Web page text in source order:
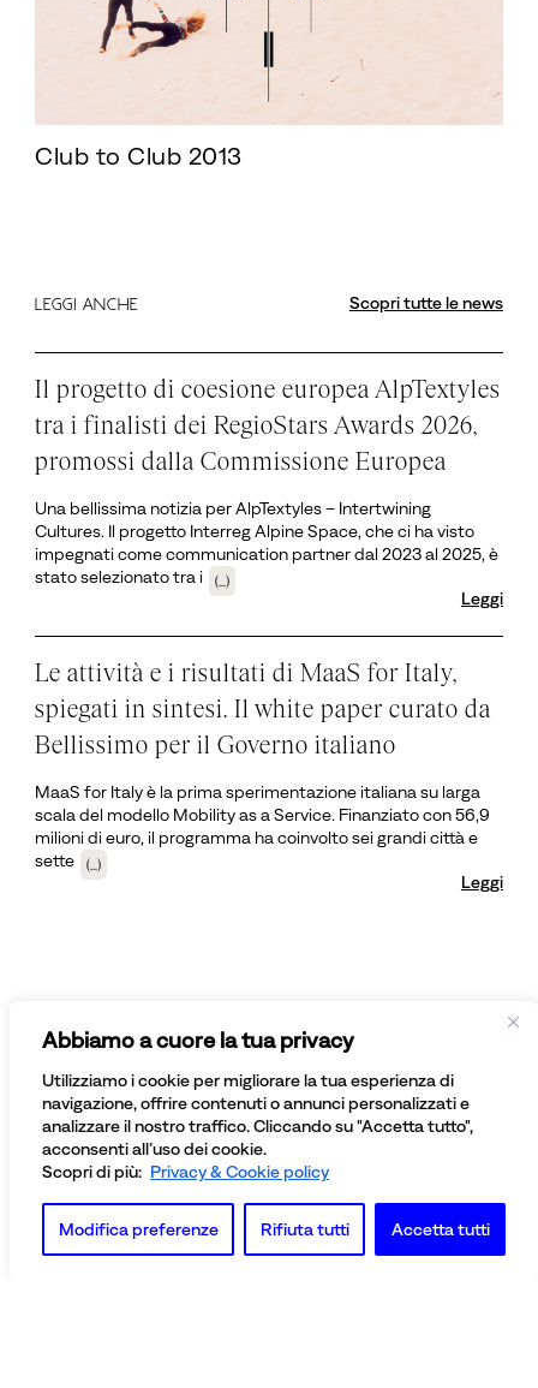
Abbiamo a cuore la tua privacy
Utilizziamo i cookie per migliorare la tua esperienza di
navigazione, offrire contenuti o annunci personalizzati e
analizzare il nostro traffico. Cliccando su "Accetta tutto",
acconsenti all’uso dei cookie.
Scopri di più: Privacy & Cookie policy
Modifica preferenze Rifiuta tutti Accetta tutti
Club to Club 2013
LEGGI ANCHE Scopri tutte le news
Il progetto di coesione europea AlpTextyles
tra i finalisti dei RegioStars Awards 2026,
promossi dalla Commissione Europea
Una bellissima notizia per AlpTextyles – Intertwining
Cultures. Il progetto Interreg Alpine Space, che ci ha visto
impegnati come communication partner dal 2023 al 2025, è
stato selezionato tra i
(...)
Leggi
Le attività e i risultati di MaaS for Italy,
spiegati in sintesi. Il white paper curato da
Bellissimo per il Governo italiano
MaaS for Italy è la prima sperimentazione italiana su larga
scala del modello Mobility as a Service. Finanziato con 56,9
milioni di euro, il programma ha coinvolto sei grandi città e
sette
(...)
Leggi
Iscriviti alla newsletter
BELLISSIMO SRL
VIA REGALDI 7 INT 12/A 10154 TORINO, ITALIA